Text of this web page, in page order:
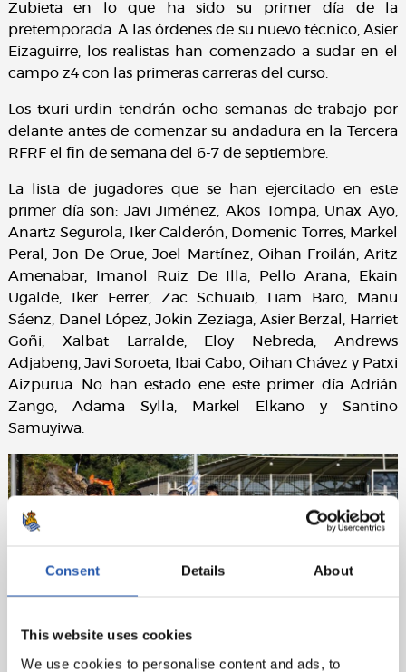
Consent Details About
This website uses cookies
We use cookies to personalise content and ads, to
Zubieta en lo que ha sido su primer día de la
pretemporada. A las órdenes de su nuevo técnico, Asier
Eizaguirre, los realistas han comenzado a sudar en el
campo z4 con las primeras carreras del curso.
Los txuri urdin tendrán ocho semanas de trabajo por
delante antes de comenzar su andadura en la Tercera
RFRF el fin de semana del 6-7 de septiembre.
La lista de jugadores que se han ejercitado en este
primer día son: Javi Jiménez, Akos Tompa, Unax Ayo,
Anartz Segurola, Iker Calderón, Domenic Torres, Markel
Peral, Jon De Orue, Joel Martínez, Oihan Froilán, Aritz
Amenabar, Imanol Ruiz De Illa, Pello Arana, Ekain
Ugalde, Iker Ferrer, Zac Schuaib, Liam Baro, Manu
Sáenz, Danel López, Jokin Zeziaga, Asier Berzal, Harriet
Goñi, Xalbat Larralde, Eloy Nebreda, Andrews
Adjabeng, Javi Soroeta, Ibai Cabo, Oihan Chávez y Patxi
Aizpurua. No han estado ene este primer día Adrián
Zango, Adama Sylla, Markel Elkano y Santino
Samuyiwa.